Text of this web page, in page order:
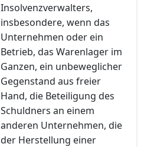
Insolvenzverwalters,
insbesondere, wenn das
Unternehmen oder ein
Betrieb, das Warenlager im
Ganzen, ein unbeweglicher
Gegenstand aus freier
Hand, die Beteiligung des
Schuldners an einem
anderen Unternehmen, die
der Herstellung einer